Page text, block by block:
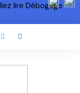
lire Débogage